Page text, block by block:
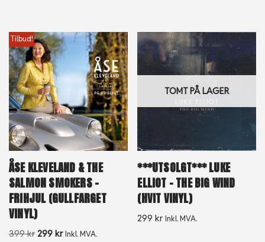
Tilbud!
ÅSE KLEVELAND & THE
SALMON SMOKERS –
FRIHJUL (GULLFARGET
VINYL)
399kr 299 kr Inkl. MVA.
TOMT PÅ LAGER
***UTSOLGT*** LUKE
ELLIOT – THE BIG WIND
(HVIT VINYL)
299kr Inkl. MVA.